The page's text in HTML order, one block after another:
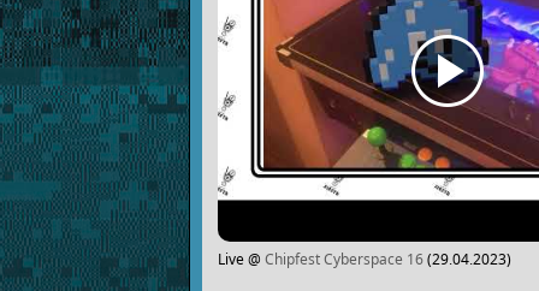
Live @ Chipfest Cyberspace 16(29.04.2023)